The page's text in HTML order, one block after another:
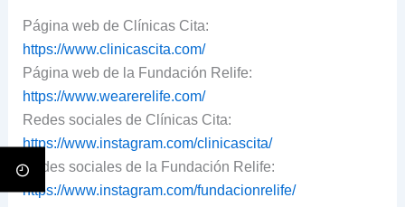
Página web de Clínicas Cita:
https://www.clinicascita.com/
Página web de la Fundación Relife:
https://www.wearerelife.com/
Redes sociales de Clínicas Cita:
https://www.instagram.com/clinicascita/
Redes sociales de la Fundación Relife:
https://www.instagram.com/fundacionrelife/